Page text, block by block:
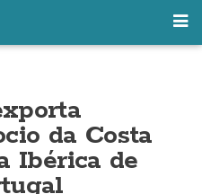
da Costa
Ibérica de